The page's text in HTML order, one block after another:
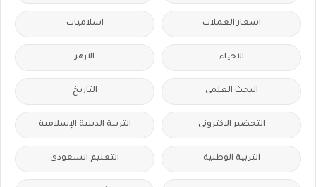
اسعار العملات اسلاميات
الاحياء الازهر
البحث العلمى التاريخ
التحضير الاكترونى التربية الدينية الإسلامية
التربية الوطنية التعليم السعودى